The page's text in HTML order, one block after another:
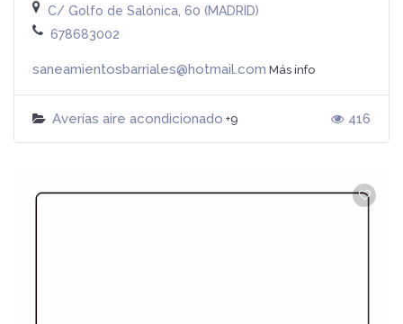
C/ Golfo de Salónica, 60 (MADRID)
678683002
saneamientosbarriales@hotmail.com Más info
Averías aire acondicionado +9 416